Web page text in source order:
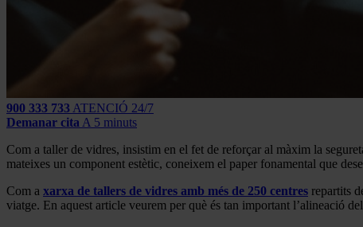
900 333 733 ATENCIÓ 24/7
Demanar cita A 5 minuts
Com a taller de vidres, insistim en el fet de reforçar al màxim la
mateixes un component estètic, coneixem el paper fonamental que
Com a xarxa de tallers de vidres amb més de 250 centres repartits
viatge. En aquest article veurem per què és tan important l’alineació